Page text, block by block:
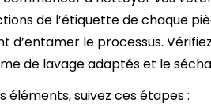
de l’étiquette de chaque
d’entamer le processus.
de lavage adaptés et le
éléments, suivez ces étapes :